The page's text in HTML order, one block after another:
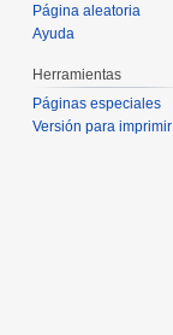
Página aleatoria
Ayuda
Herramientas
Páginas especiales
Versión para imprimir